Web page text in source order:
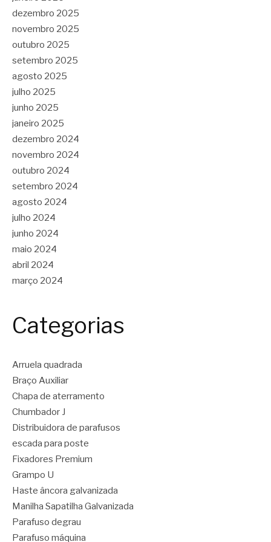
dezembro 2025
novembro 2025
outubro 2025
setembro 2025
agosto 2025
julho 2025
junho 2025
janeiro 2025
dezembro 2024
novembro 2024
outubro 2024
setembro 2024
agosto 2024
julho 2024
junho 2024
maio 2024
abril 2024
março 2024
Categorias
Arruela quadrada
Braço Auxiliar
Chapa de aterramento
Chumbador J
Distribuidora de parafusos
escada para poste
Fixadores Premium
Grampo U
Haste âncora galvanizada
Manilha Sapatilha Galvanizada
Parafuso degrau
Parafuso máquina